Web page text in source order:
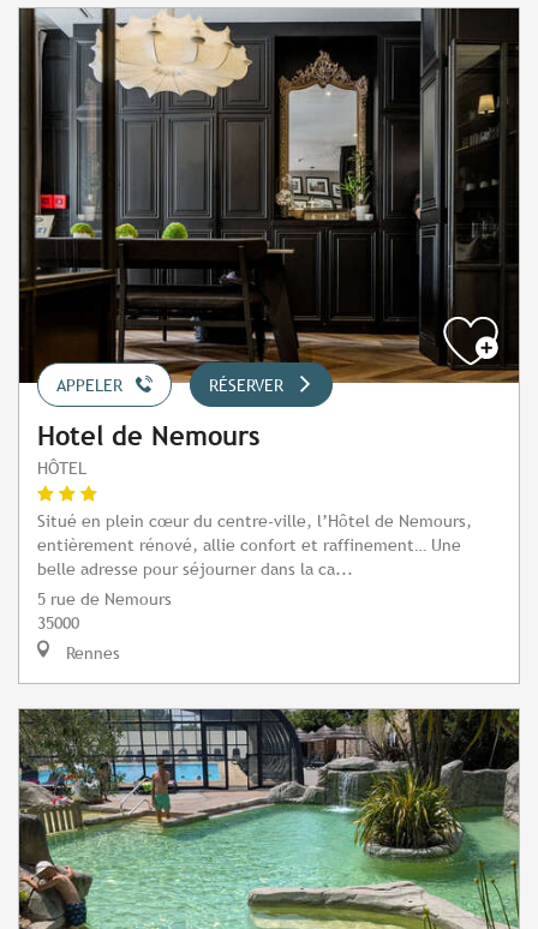
APPELER RÉSERVER
Hotel de Nemours
HÔTEL
Situé en plein cœur du centre-ville, l’Hôtel de Nemours,
entièrement rénové, allie confort et raffinement… Une
belle adresse pour séjourner dans la ca...
5 rue de Nemours
35000
Rennes